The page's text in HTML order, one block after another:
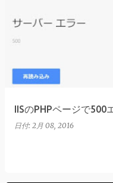
IISのPHPページで500
日付: 2月 08, 2016